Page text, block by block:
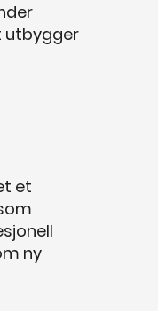
utbygger
et
ny